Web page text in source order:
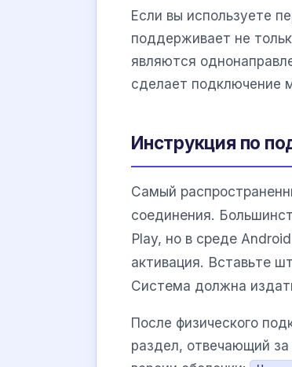
Если вы используете
поддерживает не
являются
сделает подключение
Инструкция по
Самый
соединения.
Play, но в среде
активация. Вставьте
Система должна
После физического
раздел, отвечающий